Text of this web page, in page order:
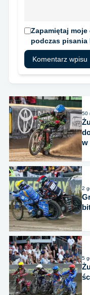
Zapamiętaj
podczas pisania
50
w
2
5